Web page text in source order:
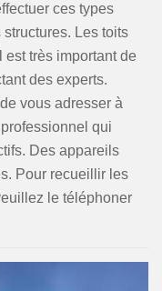
ces types
Les toits
est très important de
des experts.
vous adresser à
qui
Des appareils
Pour recueillir les
le téléphoner